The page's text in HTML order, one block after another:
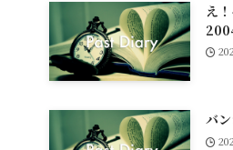
え
バ